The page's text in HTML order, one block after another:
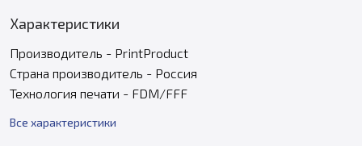
Характеристики
Производитель - PrintProduct
Страна производитель - Россия
Технология печати - FDM/FFF
Все характеристики